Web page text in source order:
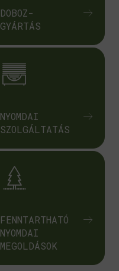
DOBOZ-
GYÁRTÁS
NYOMDAI
SZOLGÁLTATÁS
FENNTARTHATÓ
NYOMDAI
MEGOLDÁSOK